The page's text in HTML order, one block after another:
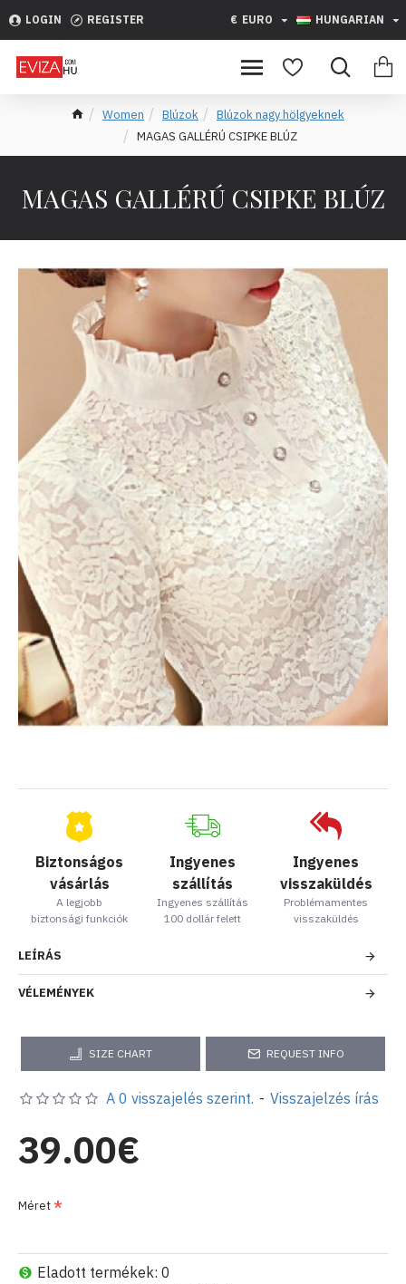
LOGIN REGISTER € EURO HUNGARIAN
Women Blúzok
Blúzok nagy hölgyeknek
MAGAS GALLÉRÚ CSIPKE BLÚZ
MAGAS GALLÉRÚ CSIPKE BLÚZ
Biztonságos
vásárlás
A legjobb
biztonsági funkciók
Ingyenes
szállítás
Ingyenes szállítás
100 dollár felett
Ingyenes
visszaküldés
Problémamentes
visszaküldés
LEÍRÁS
VÉLEMÉNYEK
SIZE CHART REQUEST INFO
Eladott termékek: 0
A 0 visszajelés szerint. - Visszajelzés írás
39.00€
Méret